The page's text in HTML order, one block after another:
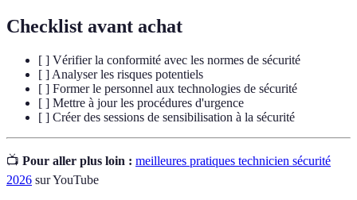
Checklist avant achat
[ ] Vérifier la conformité avec les normes de sécurité
[ ] Analyser les risques potentiels
[ ] Former le personnel aux technologies de sécurité
[ ] Mettre à jour les procédures d'urgence
[ ] Créer des sessions de sensibilisation à la sécurité
📺 Pour aller plus loin : meilleures pratiques technicien sécurité
2026 sur YouTube